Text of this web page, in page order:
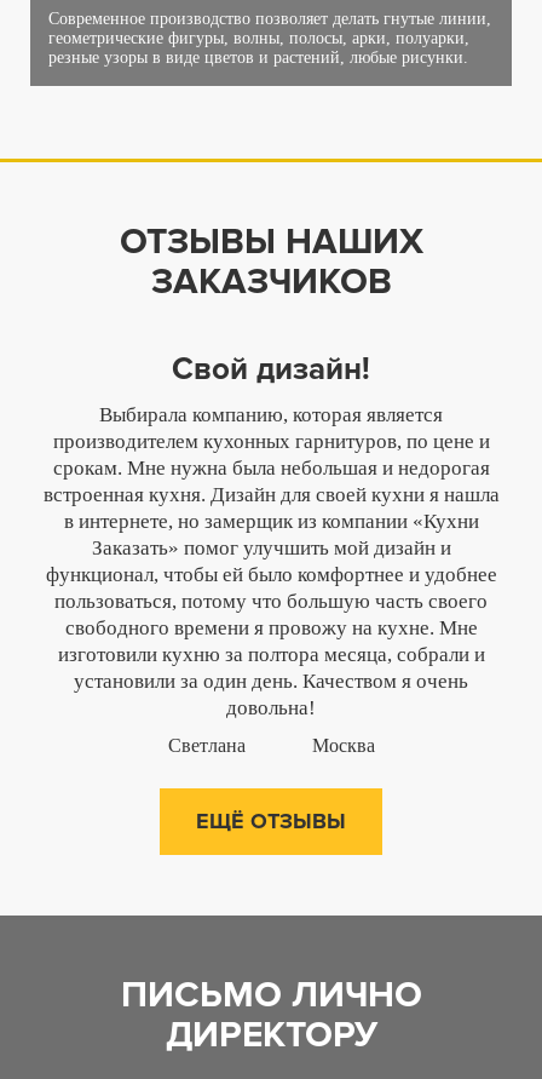
Современное производство позволяет делать гнутые линии,
геометрические фигуры, волны, полосы, арки, полуарки,
резные узоры в виде цветов и растений, любые рисунки.
ОТЗЫВЫ НАШИХ
ЗАКАЗЧИКОВ
Свой дизайн!
Выбирала компанию, которая является
производителем кухонных гарнитуров, по цене и
срокам. Мне нужна была небольшая и недорогая
встроенная кухня. Дизайн для своей кухни я нашла
в интернете, но замерщик из компании «Кухни
Заказать» помог улучшить мой дизайн и
функционал, чтобы ей было комфортнее и удобнее
пользоваться, потому что большую часть своего
свободного времени я провожу на кухне. Мне
изготовили кухню за полтора месяца, собрали и
установили за один день. Качеством я очень
довольна!
Светлана Москва
ЕЩЁ ОТЗЫВЫ
ПИСЬМО ЛИЧНО
ДИРЕКТОРУ